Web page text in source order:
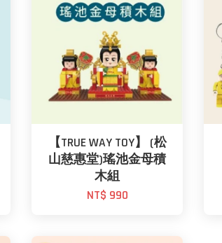
【TRUE WAY TOY】 (松
山慈惠堂)瑤池金母積
木組
NT$ 990